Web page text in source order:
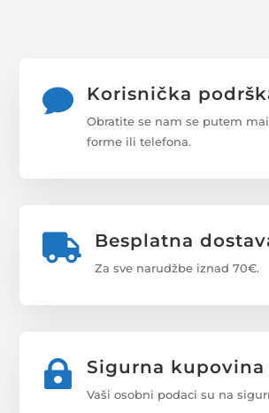
 Korisnička
Obratite se nam se putem
forme ili telefona.
 Besplatna
Za sve narudžbe iznad 70€.
 Sigurna kupovina
Vaši osobni podaci su na